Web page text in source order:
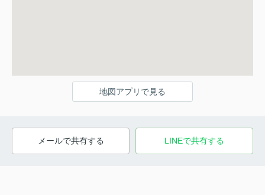
地図アプリで見る
メールで共有する LINEで共有する